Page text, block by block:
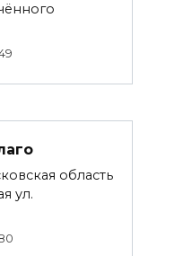
область
ул.